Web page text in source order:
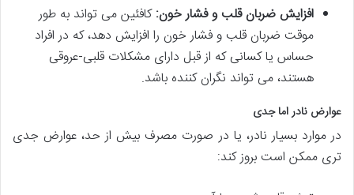
افزایش ضربان قلب و فشار خون:کافئین می تواند به طور
موقت ضربان قلب و فشار خون را افزایش دهد، که در افراد
حساس یا کسانی که از قبل دارای مشکلات قلبی-عروقی
هستند، می تواند نگران کننده باشد.
عوارض نادر اما جدی
در موارد بسیار نادر، یا در صورت مصرف بیش از حد، عوارض جدی
تری ممکن است بروز کند: